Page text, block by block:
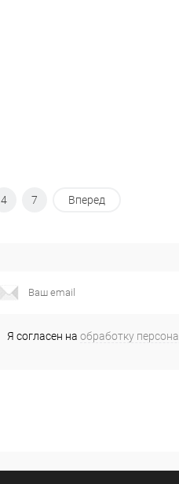
4 7 Вперед
Я согласен на обработку